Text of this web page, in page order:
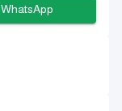
WhatsApp